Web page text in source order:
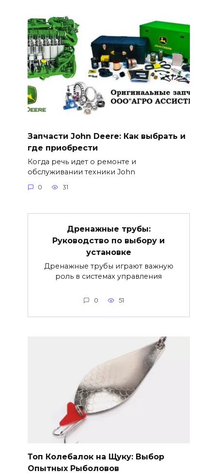
Запчасти John Deere: Как выбрать и
где приобрести
Когда речь идет о ремонте и
обслуживании техники John
0 31
Дренажные трубы:
Руководство по выбору и
установке
Дренажные трубы играют важную
роль в системах управления
0 51
Топ Колебалок на Щуку: Выбор
Опытных Рыболовов